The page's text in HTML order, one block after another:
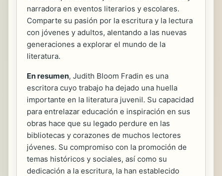
narradora en eventos literarios y escolares.
Comparte su pasión por la escritura y la lectura
con jóvenes y adultos, alentando a las nuevas
generaciones a explorar el mundo de la
literatura.
En resumen, Judith Bloom Fradin es una
escritora cuyo trabajo ha dejado una huella
importante en la literatura juvenil. Su capacidad
para entrelazar educación e inspiración en sus
obras hace que su legado perdure en las
bibliotecas y corazones de muchos lectores
jóvenes. Su compromiso con la promoción de
temas históricos y sociales, así como su
dedicación a la escritura, la han establecido